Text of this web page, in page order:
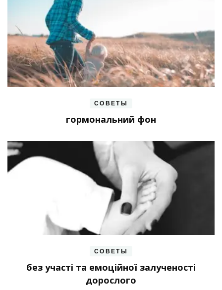
СОВЕТЫ
гормональний фон
СОВЕТЫ
без участі та емоційної залученості
дорослого